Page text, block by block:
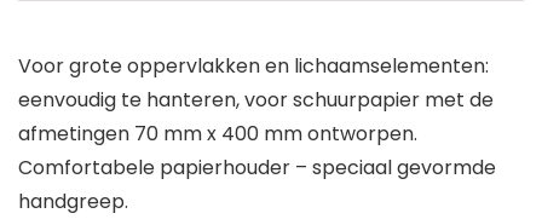
Voor grote oppervlakken en lichaamselementen:
eenvoudig te hanteren, voor schuurpapier met de
afmetingen 70 mm x 400 mm ontworpen.
Comfortabele papierhouder – speciaal gevormde
handgreep.